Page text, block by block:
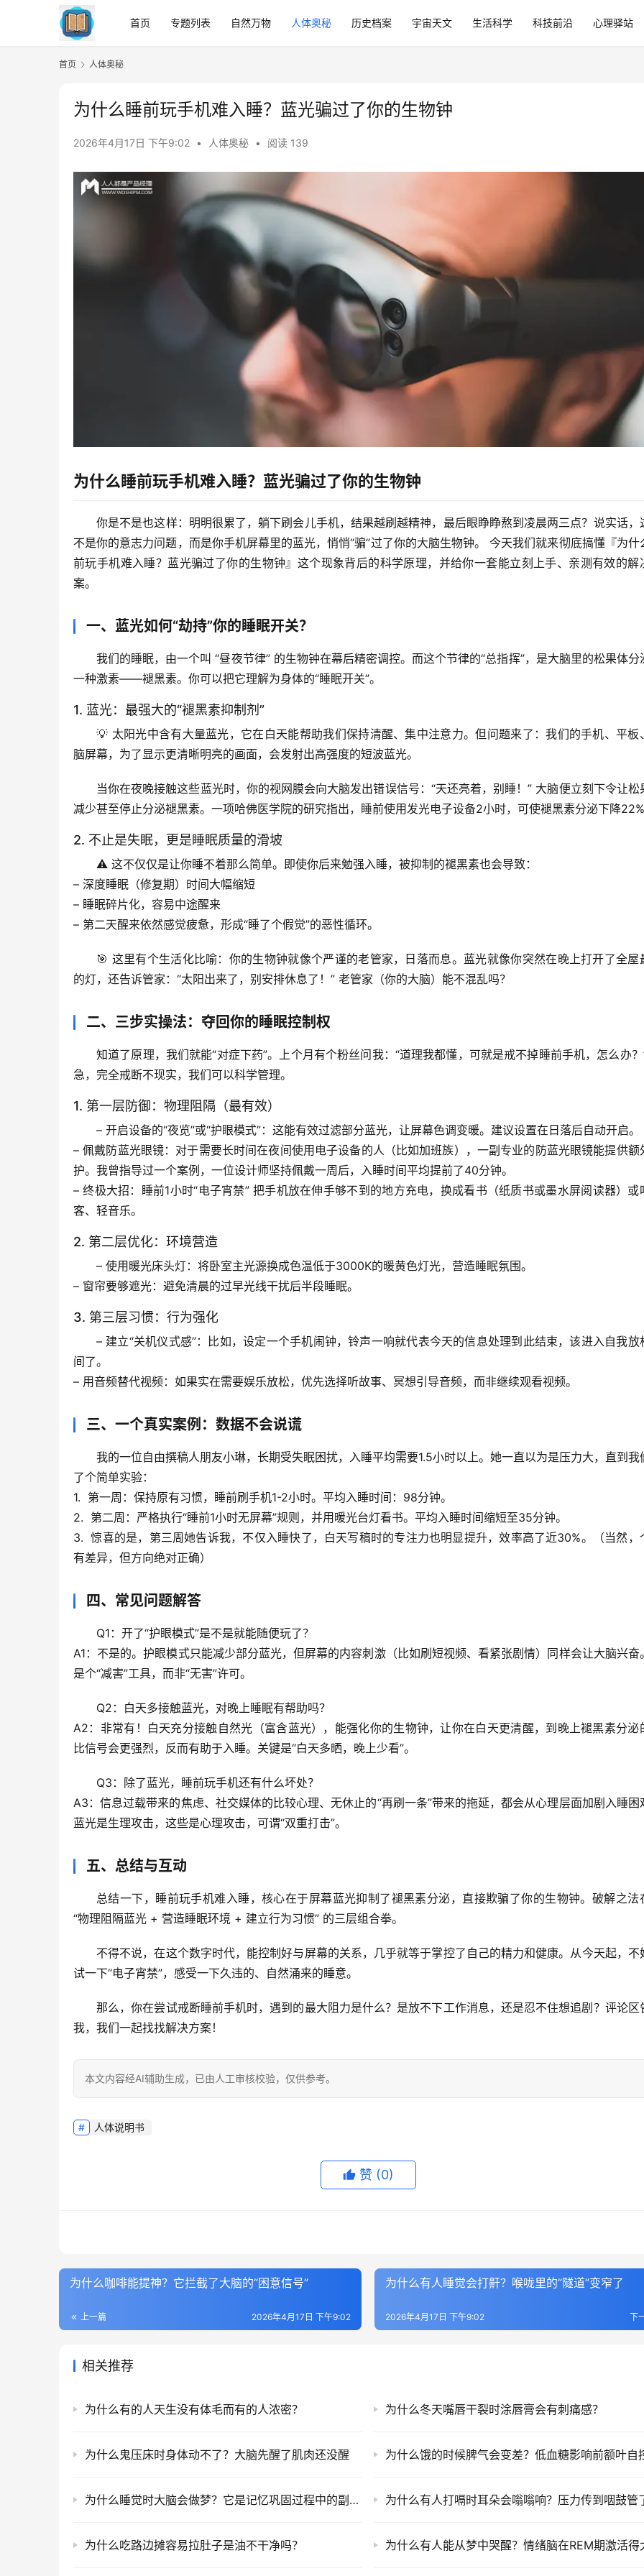
首页 专题列表 自然万物 人体奥秘 历史档案 宇宙天文 生活科学 科技前沿 心理驿站
首页 人体奥秘
为什么睡前玩手机难入睡？蓝光骗过了你的生物钟
2026年4月17日 下午9:02 • 人体奥秘 • 阅读 139
为什么睡前玩手机难入睡？蓝光骗过了你的生物钟
你是不是也这样：明明很累了，躺下刷会儿手机，结果越刷越精神，最后眼睁睁熬到凌晨两三点？ 说实话，
不是你的意志力问题，而是你手机屏幕里的蓝光，悄悄“骗”过了你的大脑生物钟。
今天我们就来彻底搞懂『为什
前玩手机难入睡？蓝光骗过了你的生物钟』这个现象背后的科学原理，并给你一套能立刻上手、亲测有效的解
案。
一、蓝光如何“劫持”你的睡眠开关？
我们的睡眠，由一个叫 “昼夜节律” 的生物钟在幕后精密调控。而这个节律的“总指挥”，是大脑里的松果体分
一种激素——褪黑素。你可以把它理解为身体的“睡眠开关”。
1. 蓝光：最强大的“褪黑素抑制剂”
💡 太阳光中含有大量蓝光，它在白天能帮助我们保持清醒、集中注意力。但问题来了：我们的手机、平板
脑屏幕，为了显示更清晰明亮的画面，会发射出高强度的短波蓝光。
当你在夜晚接触这些蓝光时，你的视网膜会向大脑发出错误信号：“天还亮着，别睡！” 大脑便立刻下令让松
减少甚至停止分泌褪黑素。一项哈佛医学院的研究指出，睡前使用发光电子设备2小时，可使褪黑素分泌下降22%
2. 不止是失眠，更是睡眠质量的滑坡
⚠️ 这不仅仅是让你睡不着那么简单。即使你后来勉强入睡，被抑制的褪黑素也会导致：
– 深度睡眠（修复期）时间大幅缩短
– 睡眠碎片化，容易中途醒来
– 第二天醒来依然感觉疲惫，形成“睡了个假觉”的恶性循环。
🎯 这里有个生活化比喻：你的生物钟就像个严谨的老管家，日落而息。蓝光就像你突然在晚上打开了全屋
的灯，还告诉管家：“太阳出来了，别安排休息了！” 老管家（你的大脑）能不混乱吗？
二、三步实操法：夺回你的睡眠控制权
知道了原理，我们就能“对症下药”。上个月有个粉丝问我：“道理我都懂，可就是戒不掉睡前手机，怎么办？
急，完全戒断不现实，我们可以科学管理。
1. 第一层防御：物理阻隔（最有效）
– 开启设备的“夜览”或“护眼模式”：这能有效过滤部分蓝光，让屏幕色调变暖。建议设置在日落后自动开启。
– 佩戴防蓝光眼镜：对于需要长时间在夜间使用电子设备的人（比如加班族），一副专业的防蓝光眼镜能提供额
护。我曾指导过一个案例，一位设计师坚持佩戴一周后，入睡时间平均提前了40分钟。
– 终极大招：睡前1小时“电子宵禁” 把手机放在伸手够不到的地方充电，换成看书（纸质书或墨水屏阅读器）或
客、轻音乐。
2. 第二层优化：环境营造
– 使用暖光床头灯：将卧室主光源换成色温低于3000K的暖黄色灯光，营造睡眠氛围。
– 窗帘要够遮光：避免清晨的过早光线干扰后半段睡眠。
3. 第三层习惯：行为强化
– 建立“关机仪式感”：比如，设定一个手机闹钟，铃声一响就代表今天的信息处理到此结束，该进入自我放
间了。
– 用音频替代视频：如果实在需要娱乐放松，优先选择听故事、冥想引导音频，而非继续观看视频。
三、一个真实案例：数据不会说谎
我的一位自由撰稿人朋友小琳，长期受失眠困扰，入睡平均需要1.5小时以上。她一直以为是压力大，直到我
了个简单实验：
1. 第一周 ：保持原有习惯，睡前刷手机1-2小时。 平均入睡时间：98分钟。
2. 第二周 ：严格执行“睡前1小时无屏幕”规则，并用暖光台灯看书。 平均入睡时间缩短至35分钟。
3. 惊喜的是，第三周她告诉我，不仅入睡快了，白天写稿时的专注力也明显提升，效率高了近30%。
（当然
有差异，但方向绝对正确）
四、常见问题解答
Q1：开了“护眼模式”是不是就能随便玩了？
A1：不是的。护眼模式只能减少部分蓝光，但屏幕的内容刺激（比如刷短视频、看紧张剧情）同样会让大脑兴奋
是个“减害”工具，而非“无害”许可。
Q2：白天多接触蓝光，对晚上睡眠有帮助吗？
A2：非常有！白天充分接触自然光（富含蓝光），能强化你的生物钟，让你在白天更清醒，到晚上褪黑素分泌
比信号会更强烈，反而有助于入睡。 关键是“白天多晒，晚上少看”。
Q3：除了蓝光，睡前玩手机还有什么坏处？
A3：信息过载带来的焦虑、社交媒体的比较心理、无休止的“再刷一条”带来的拖延，都会从心理层面加剧入睡困
蓝光是生理攻击，这些是心理攻击，可谓“双重打击”。
五、总结与互动
总结一下，睡前玩手机难入睡，核心在于屏幕蓝光抑制了褪黑素分泌
“物理阻隔蓝光 + 营造睡眠环境 + 建立行为习惯” 的三层组合拳。
不得不说，在这个数字时代，能控制好与屏幕的关系，几乎就等于掌控了自己的精力和健康。从今天起，不
试一下“电子宵禁”，感受一下久违的、自然涌来的睡意。
那么，你在尝试戒断睡前手机时，遇到的最大阻力是什么？是放不下工作消息，还是忍不住想追剧？评论区
我，我们一起找找解决方案！
本文内容经AI辅助生成，已由人工审核校验，仅供参考。
人体说明书
赞 (0)
为什么咖啡能提神？它拦截了大脑的“困意信号”
上一篇 2026年4月17日 下午9:02
为什么有人睡觉会打鼾？喉咙里的“隧道”变窄了
下
2026年4月17日 下午9:02
相关推荐
为什么有的人天生没有体毛而有的人浓密？ 为什么冬天嘴唇干裂时涂唇膏会有刺痛感？
为什么鬼压床时身体动不了？大脑先醒了肌肉还没醒 为什么饿的时候脾气会变差？低血糖影响前额叶自
为什么睡觉时大脑会做梦？它是记忆巩固过程中的副产品 为什么有人打嗝时耳朵会嗡嗡响？压力传到咽鼓管
为什么吃路边摊容易拉肚子是油不干净吗？